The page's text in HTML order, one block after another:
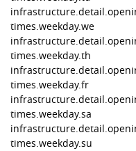
times.weekday.we
times.weekday.th
times.weekday.fr
times.weekday.sa
times.weekday.su